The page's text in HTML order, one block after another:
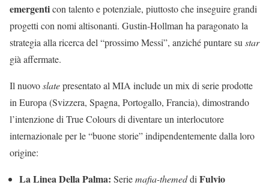
emergenticon talento e potenziale, piuttosto che inseguire grandi
progetti con nomi altisonanti. Gustin-Hollman ha paragonato la
strategia alla ricerca del “prossimo Messi”, anziché puntare sustar
già affermate.
Il nuovoslatepresentato al MIA include un mix di serie prodotte
in Europa (Svizzera, Spagna, Portogallo, Francia), dimostrando
l’intenzione di True Colours di diventare un interlocutore
internazionale per le “buone storie” indipendentemente dalla loro
origine:
La Linea Della Palma: Seriemafia-themeddiFulvio